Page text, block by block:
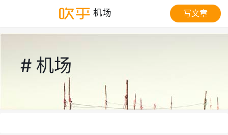
机场 写文章
# 机场